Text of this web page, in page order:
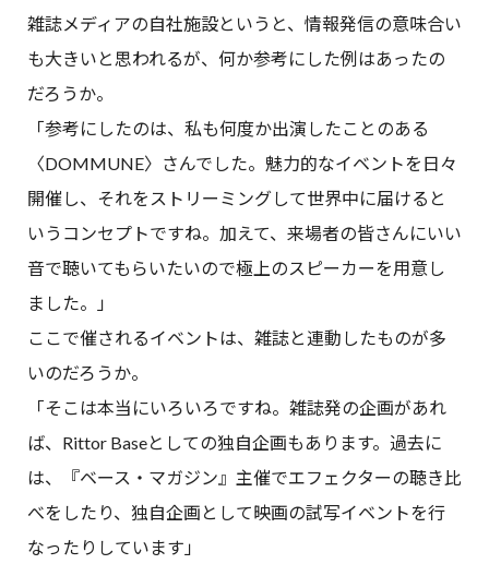
雑誌メディアの自社施設というと、情報発信の意味合い
も大きいと思われるが、何か参考にした例はあったの
だろうか。
「参考にしたのは、私も何度か出演したことのある
〈DOMMUNE〉さんでした。魅力的なイベントを日々
開催し、それをストリーミングして世界中に届けると
いうコンセプトですね。加えて、来場者の皆さんにいい
音で聴いてもらいたいので極上のスピーカーを用意し
ました。」
ここで催されるイベントは、雑誌と連動したものが多
いのだろうか。
「そこは本当にいろいろですね。雑誌発の企画があれ
ば、Rittor Baseとしての独自企画もあります。過去に
は、『ベース・マガジン』主催でエフェクターの聴き比
べをしたり、独自企画として映画の試写イベントを行
なったりしています」